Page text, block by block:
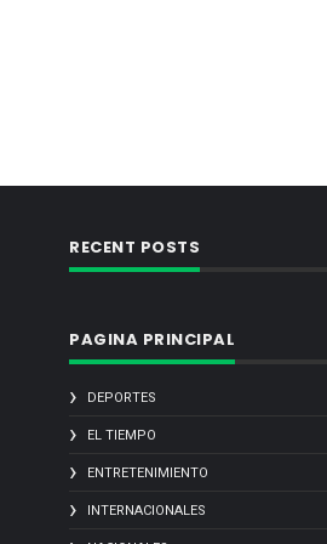
RECENT POSTS
PAGINA PRINCIPAL
DEPORTES
EL TIEMPO
ENTRETENIMIENTO
INTERNACIONALES